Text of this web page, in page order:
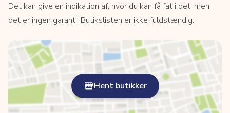
Det kan give en indikation af, hvor du kan få fat i det, men
det er ingen garanti. Butikslisten er ikke fuldstændig.
Hent butikker